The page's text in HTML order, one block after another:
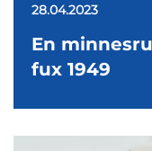
28.04.2023
En
fux 1949